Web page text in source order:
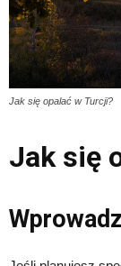
Jak się opalać w Turcji?
Jak się